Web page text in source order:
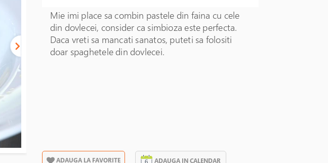
Mie imi place sa combin pastele din faina cu cele
din dovlecei, consider ca simbioza este perfecta.
Daca vreti sa mancati sanatos, puteti sa folositi
doar spaghetele din dovlecei.
ADAUGA LA FAVORITE ADAUGA IN CALENDAR